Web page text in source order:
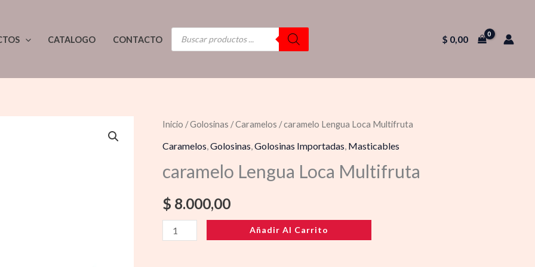
CATALOGO CONTACTO
BÚSQUEDA
DE
PRODUCTOS
$ 0,00
Inicio /Golosinas /Caramelos / caramelo Lengua Loca Multifruta
Caramelos Golosinas Golosinas Importadas Masticables
caramelo Lengua Loca Multifruta
$ 8.000,00
caramelo
Lengua
Multifruta
Añadir Al Carrito